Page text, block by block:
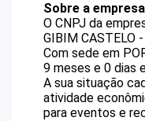
Sobre a empresa
O CNPJ da
GIBIM CASTELO
Com sede em
9 meses e 0 dias
A sua situação
atividade
para eventos e